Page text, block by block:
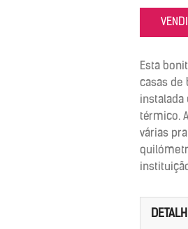
Esta
casas de
instalada
térmico.
várias